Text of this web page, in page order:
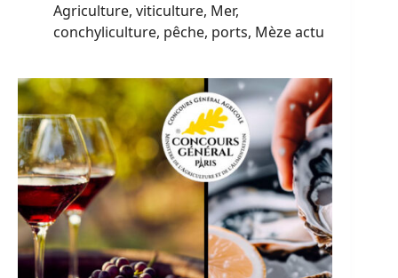
Agriculture, viticulture, Mer,
conchyliculture, pêche, ports, Mèze actu